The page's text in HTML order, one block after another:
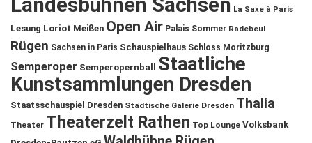
Landesbühnen Sachsen La Saxe à Paris
Lesung Loriot Meißen Open Air Palais Sommer Radebeul
Rügen Sachsen in Paris Schauspielhaus Schloss Moritzburg
Semperoper Semperopernball
Staatliche
Kunstsammlungen Dresden
Staatsschauspiel Dresden Städtische Galerie Dresden Thalia
Theater Theaterzelt Rathen Top Lounge Volksbank